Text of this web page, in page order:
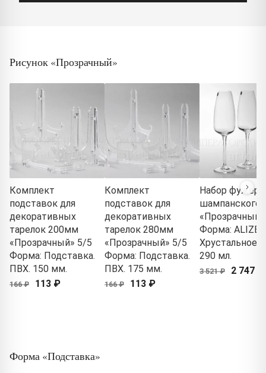
Рисунок «Прозрачный»
Комплект
подставок для
декоративных
тарелок 200мм
«Прозрачный» 5/5
Форма: Подставка.
ПВХ. 150 мм.
166 ₽ 113 ₽
Комплект
подставок для
декоративных
тарелок 280мм
«Прозрачный» 5/5
Форма: Подставка.
ПВХ. 175 мм.
166 ₽ 113 ₽
Набор
шампанского
Форма: ALIZEE.
Хрустальное
290 мл.
3 521 ₽ 2 747 ₽
Форма «Подставка»